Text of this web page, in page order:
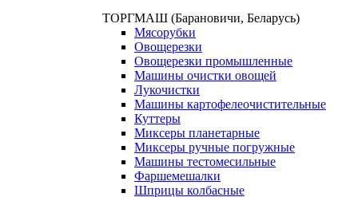
ТОРГМАШ (Барановичи, Беларусь)
Мясорубки
Овощерезки
Овощерезки промышленные
Машины очистки овощей
Лукочистки
Машины картофелеочистительные
Куттеры
Миксеры планетарные
Миксеры ручные погружные
Машины тестомесильные
Фаршемешалки
Шприцы колбасные